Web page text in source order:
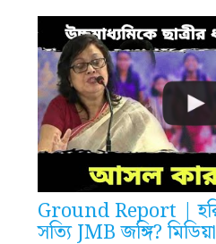
Ground Report |
সত্যি JMB জঙ্গি?